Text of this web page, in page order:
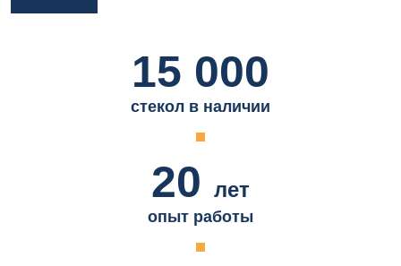
15 000
стекол в наличии
20 лет
опыт работы